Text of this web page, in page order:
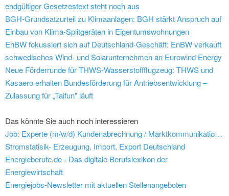
endgültiger Gesetzestext steht noch aus
BGH-Grundsatzurteil zu Klimaanlagen: BGH stärkt Anspruch auf
Einbau von Klima-Splitgeräten in Eigentumswohnungen
EnBW fokussiert sich auf Deutschland-Geschäft: EnBW verkauft
schwedisches Wind- und Solarunternehmen an Eurowind Energy
Neue Förderrunde für THWS-Wasserstoffflugzeug: THWS und
Kasaero erhalten Bundesförderung für Antriebsentwicklung –
Zulassung für „Taifun" läuft
Das könnte Sie auch noch interessieren
Job: Experte (m/w/d) Kundenabrechnung / Marktkommunikation EDM Vertrieb - Vereinigte Wertach-Elektrizitätswerke GmbH
Stromstatisik- Erzeugung, Import, Export Deutschland
Energieberufe.de - Das digitale Berufslexikon der
Energiewirtschaft
Energiejobs-Newsletter mit aktuellen Stellenangeboten